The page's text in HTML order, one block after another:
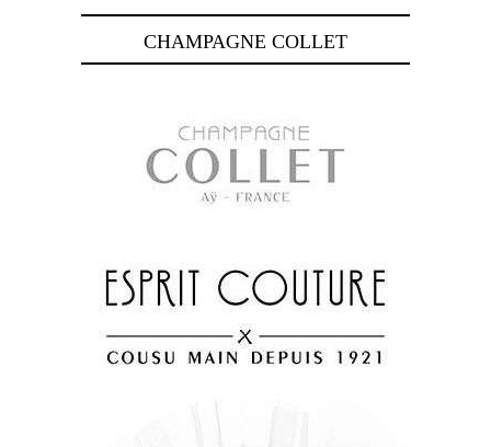
CHAMPAGNE COLLET